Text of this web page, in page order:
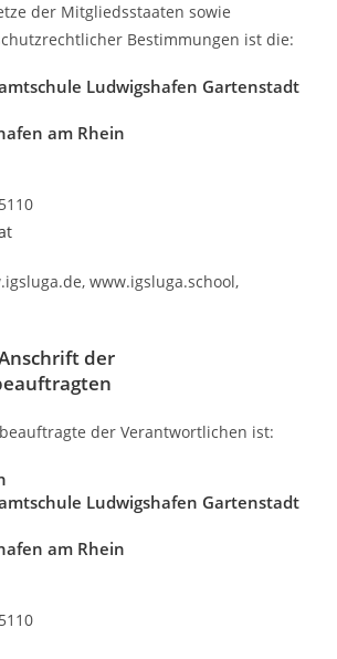
der Mitgliedsstaaten sowie
Bestimmungen ist die:
Ludwigshafen Gartenstadt
am Rhein
www.igsluga.school,
der
der Verantwortlichen ist:
Ludwigshafen Gartenstadt
am Rhein